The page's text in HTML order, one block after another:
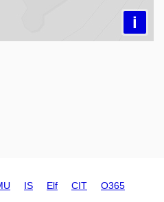
i
IS Elf CIT O365